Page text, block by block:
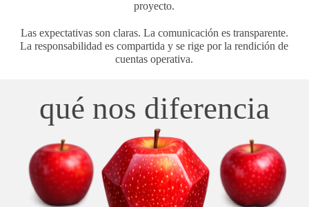
proyecto.
Las expectativas son claras. La comunicación es transparente.
La responsabilidad es compartida y se rige por la rendición de
cuentas operativa.
qué nos diferencia